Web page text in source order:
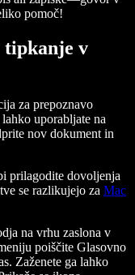
pomoč!
tipkanje v
za prepoznavo
uporabljate na
nov dokument in
prilagodite dovoljenja
se razlikujejo za Mac
na vrhu zaslona v
poiščite Glasovno
Zaženete ga lahko